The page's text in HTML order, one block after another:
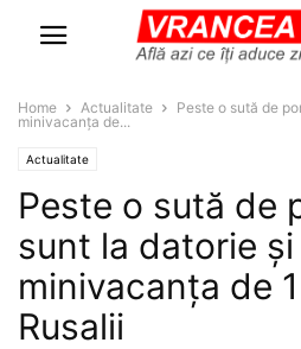
Home Actualitate
Peste o sută de
minivacanța de...
Actualitate
Peste o sută de
sunt la datorie și
minivacanța de
Rusalii